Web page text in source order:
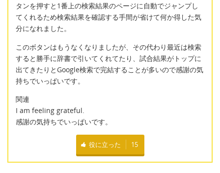
タンを押すと1番上の検索結果のページに自動でジャンプし
てくれるため検索結果を確認する手間が省けて何か得した気
分になれました。
このボタンはもうなくなりましたが、その代わり最近は検索
すると勝手に辞書で引いてくれてたり、試合結果がトップに
出てきたりとGoogle検索で完結することが多いので感謝の気
持ちでいっぱいです。
関連
I am feeling grateful.
感謝の気持ちでいっぱいです。
役に立った 15